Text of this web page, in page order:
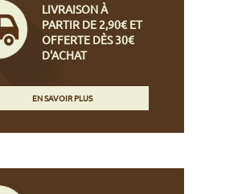
LIVRAISON À
PARTIR DE 2,90€ ET
OFFERTE DÈS 30€
D'ACHAT
EN SAVOIR PLUS